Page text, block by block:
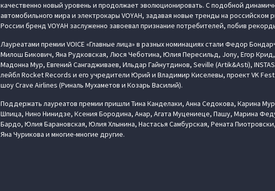
качественно новый уровень и продолжает эволюционировать. С подобной
автомобильного мира и электрокары VOYAH, задавая новые тренды на российском
России бренд VOYAH заслуженно завоевал признание потребителей, побив
Лауреатами премии VOICE «Главные лица» в разных номинациях стали Федор
Милош Бикович, Яна Рудковская, Люся Чеботина, Юлия Пересильд, Jony, Егор
Мадонна Мур, Евгений Сангадживаев, Ильдар Гайнутдинов, Seville (Artik&Asti),
лейбл Rocket Records и его учредители Юрий и Владимир Киселевы, проект VK
шоу Crave Airlines (Риналь Мухаметов и Козарь Василий).
Поддержать лауреатов премии пришли Тина Канделаки, Анна Седокова, Карина
Шпица, Нино Нинидзе, Ксения Бородина, Анар, Агата Муцениеце, Пашу, Марина
Бардо, Юлия Барановская, Юлия Хлынина, Настасья Самбурская, Рената
Яна Чурикова и многие-многие другие.